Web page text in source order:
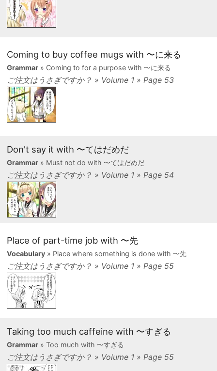
Coming to buy coffee mugs with 〜に来る
Grammar» Coming to for a purpose with 〜に来る
ご注文はうさぎですか？ » Volume 1 » Page 53
Don't say it with 〜てはだめだ
Grammar» Must not do with 〜てはだめだ
ご注文はうさぎですか？ » Volume 1 » Page 54
Place of part-time job with 〜先
Vocabulary» Place where something is done with 〜先
ご注文はうさぎですか？ » Volume 1 » Page 55
Taking too much caffeine with 〜すぎる
Grammar» Too much with 〜すぎる
ご注文はうさぎですか？ » Volume 1 » Page 55